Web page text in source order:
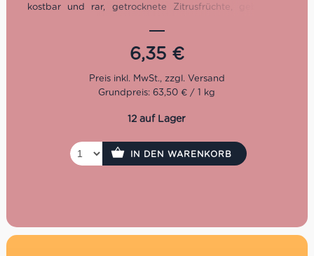
kostbar und rar, getrocknete Zitrusfrüchte, gebrannte
Bis heute gilt der Panforte vor allem als Weihnachts-
Süßigkeit und existiert in verschiedensten Varianten –
eine wohlschmeckender als die andere. Dieser schwarze
Panforte von Marabissi ist die beste Kombination aus
traditionellem Panforte-Geschmack und verführerischem
6,35 €
Grundpreis: 63,50 € / 1 kg
12 auf Lager
IN DEN WARENKORB